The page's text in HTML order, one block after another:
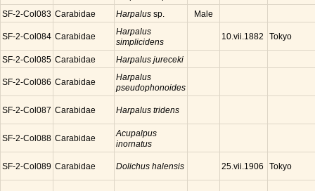
SF-2-Col083 Carabidae Harpalus sp. Male
SF-2-Col084 Carabidae
Harpalus
simplicidens
10.vii.1882 Tokyo
SF-2-Col085 Carabidae Harpalus jureceki
SF-2-Col086 Carabidae
Harpalus
pseudophonoides
SF-2-Col087 Carabidae Harpalus tridens
SF-2-Col088 Carabidae
Acupalpus
inornatus
SF-2-Col089 Carabidae Dolichus halensis 25.vii.1906 Tokyo